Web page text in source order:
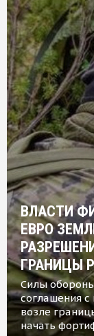
ВЛАСТИ
ЕВРО
ГРАНИЦЫ
Силы
соглашения
возле
начать